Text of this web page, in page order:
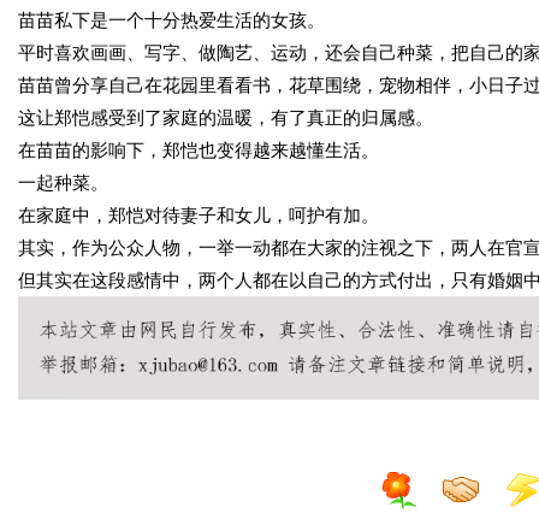
苗苗私下是一个十分热爱生活的女孩。
平时喜欢画画、写字、做陶艺、运动，还会自己种菜，把自己的
苗苗曾分享自己在花园里看看书，花草围绕，宠物相伴，小日子
这让郑恺感受到了家庭的温暖，有了真正的归属感。
在苗苗的影响下，郑恺也变得越来越懂生活。
一起种菜。
在家庭中，郑恺对待妻子和女儿，呵护有加。
其实，作为公众人物，一举一动都在大家的注视之下，两人在官
但其实在这段感情中，两个人都在以自己的方式付出，只有婚姻